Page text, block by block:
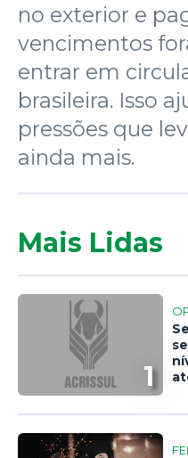
no exterior e
vencimentos
entrar em
brasileira. Isso
pressões que
ainda mais.
Mais Lidas
1